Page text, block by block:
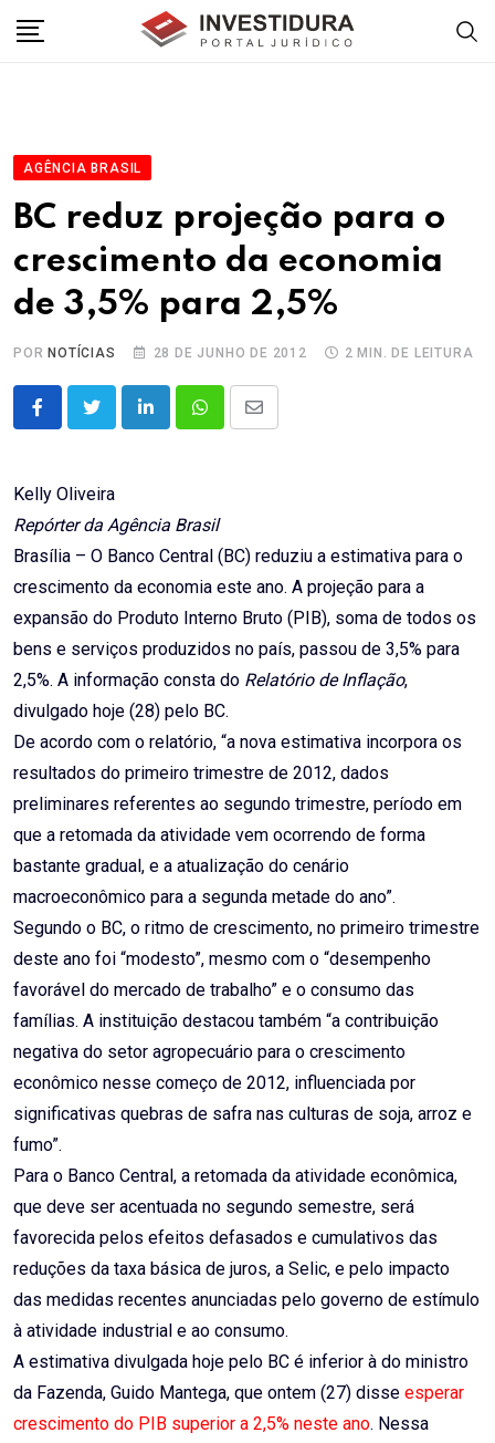
AGÊNCIA BRASIL
BC reduz projeção para o
crescimento da economia
de 3,5% para 2,5%
POR NOTÍCIAS 28 DE JUNHO DE 2012 2 MIN. DE LEITURA
LinkedInWhatsappShare
Kelly Oliveira
Repórter da Agência Brasil
Brasília – O Banco Central (BC) reduziu a estimativa para o
crescimento da economia este ano. A projeção para a
expansão do Produto Interno Bruto (PIB), soma de todos os
bens e serviços produzidos no país, passou de 3,5% para
2,5%. A informação consta do Relatório de Inflação,
divulgado hoje (28) pelo BC.
De acordo com o relatório, “a nova estimativa incorpora os
resultados do primeiro trimestre de 2012, dados
preliminares referentes ao segundo trimestre, período em
que a retomada da atividade vem ocorrendo de forma
bastante gradual, e a atualização do cenário
macroeconômico para a segunda metade do ano”.
Segundo o BC, o ritmo de crescimento, no primeiro trimestre
deste ano foi “modesto”, mesmo com o “desempenho
favorável do mercado de trabalho” e o consumo das
famílias. A instituição destacou também “a contribuição
negativa do setor agropecuário para o crescimento
econômico nesse começo de 2012, influenciada por
significativas quebras de safra nas culturas de soja, arroz e
fumo”.
Para o Banco Central, a retomada da atividade econômica,
que deve ser acentuada no segundo semestre, será
favorecida pelos efeitos defasados e cumulativos das
reduções da taxa básica de juros, a Selic, e pelo impacto
das medidas recentes anunciadas pelo governo de estímulo
à atividade industrial e ao consumo.
A estimativa divulgada hoje pelo BC é inferior à do ministro
da Fazenda, Guido Mantega, que ontem (27) disse esperar
crescimento do PIB superior a 2,5% neste ano. Nessa